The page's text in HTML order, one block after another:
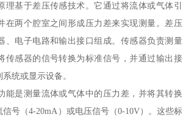
理基于差压传感技术。它通过将流体或气体引
在两个腔室之间形成压力差来实现测量。差压
、电子电路和输出接口组成。传感器负责测量
传感器的信号转换为标准信号，并通过输出接
统或显示设备。
能是测量流体或气体中的压力差，并将其转换
号（4-20mA）或电压信号（0-10V）。这些标